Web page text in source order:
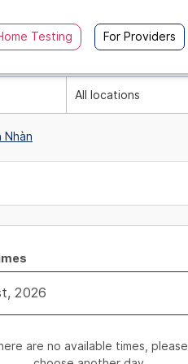
Testing For Providers
All locations
Nhàn
are no available times, please